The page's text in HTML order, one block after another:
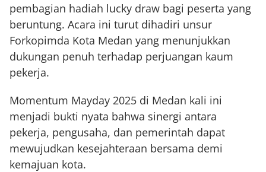
pembagian hadiah lucky draw bagi peserta yang
beruntung. Acara ini turut dihadiri unsur
Forkopimda Kota Medan yang menunjukkan
dukungan penuh terhadap perjuangan kaum
pekerja.
Momentum Mayday 2025 di Medan kali ini
menjadi bukti nyata bahwa sinergi antara
pekerja, pengusaha, dan pemerintah dapat
mewujudkan kesejahteraan bersama demi
kemajuan kota.